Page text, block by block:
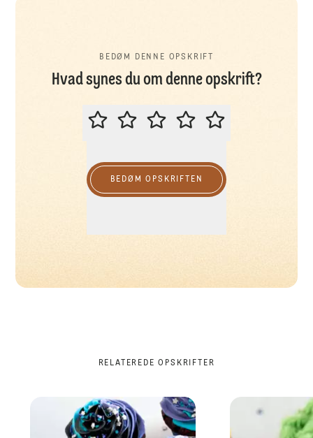
BEDØM DENNE OPSKRIFT
Hvad synes du om denne opskrift?
BEDØM DENNE OPSKRIFT
BEDØM OPSKRIFTEN
RELATEREDE OPSKRIFTER